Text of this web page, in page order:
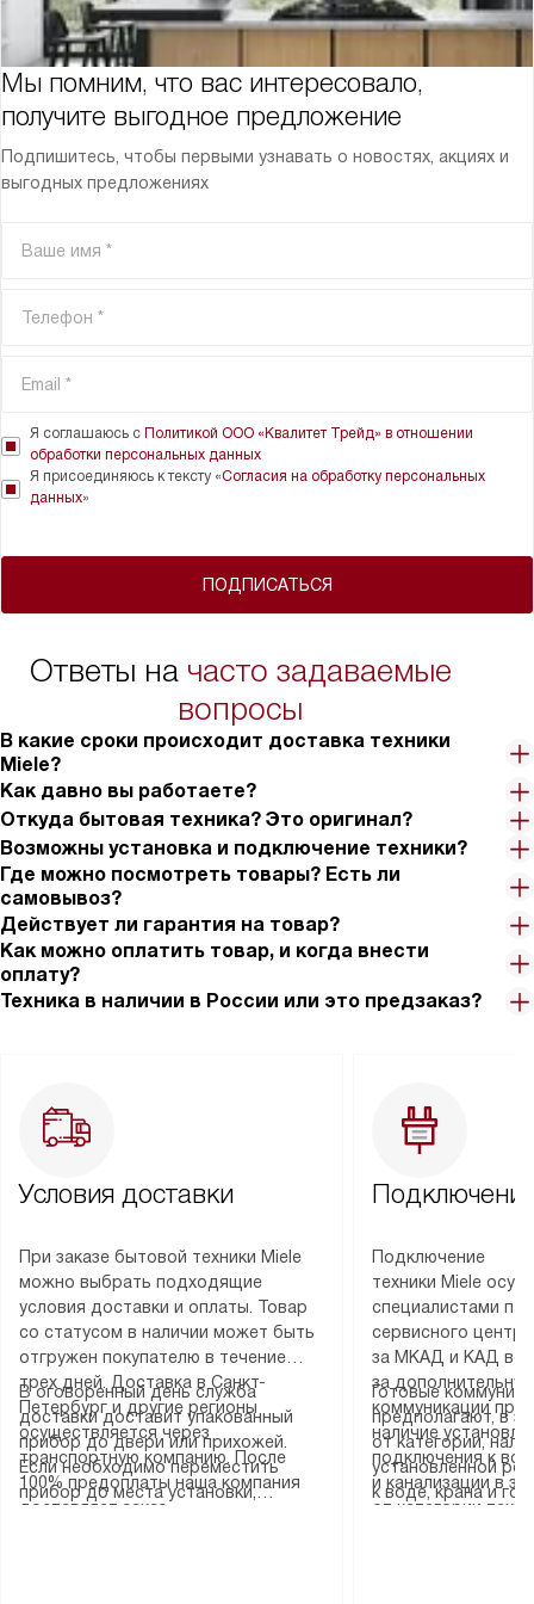
Мы помним, что вас интересовало,
получите выгодное предложение
Подпишитесь, чтобы первыми узнавать о новостях, акциях и
выгодных предложениях
ПОДПИСАТЬСЯ
Я соглашаюсь с Политикой ООО «Квалитет Трейд» в отношении
обработки персональных данных
Я присоединяюсь к тексту «Согласия на обработку персональных
данных»
Ответы на часто задаваемые
вопросы
В какие сроки происходит доставка техники
Miele?
Как давно вы работаете?
Откуда бытовая техника? Это оригинал?
Возможны установка и подключение техники?
Где можно посмотреть товары? Есть ли
самовывоз?
Действует ли гарантия на товар?
Как можно оплатить товар, и когда внести
оплату?
Техника в наличии в России или это предзаказ?
Условия доставки
При заказе бытовой техники Miele
можно выбрать подходящие
условия доставки и оплаты. Товар
со статусом в наличии может быть
отгружен покупателю в течение
трех дней. Доставка в Санкт-
Петербург и другие регионы
осуществляется через
транспортную компанию. После
100% предоплаты наша компания
доставляет заказ
В оговоренный день служба
доставки доставит упакованный
прибор до двери или прихожей.
Если необходимо переместить
прибор до места установки,
Подключение
техники Miele
специалистами
сервисного
за МКАД и КАД
за
коммуникации
наличие
подключения к
и канализации в
от категории
Готовые
предполагают, в
от категории,
установленной
к воде, крана и